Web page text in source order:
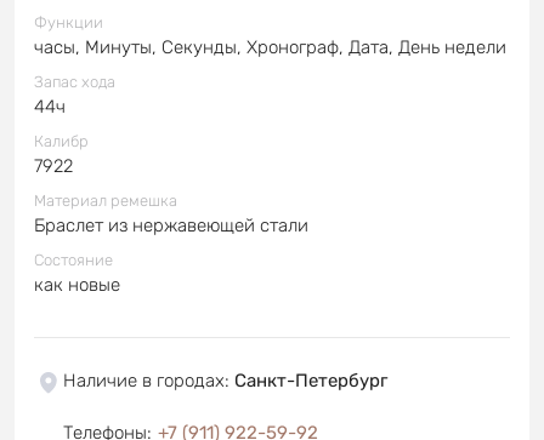
Функции
часы, Минуты, Секунды, Хронограф, Дата, День недели
Запас хода
44ч
Калибр
7922
Материал ремешка
Браслет из нержавеющей стали
Состояние
как новые
Наличие в городах: Санкт-Петербург
Телефоны: +7 (911) 922-59-92